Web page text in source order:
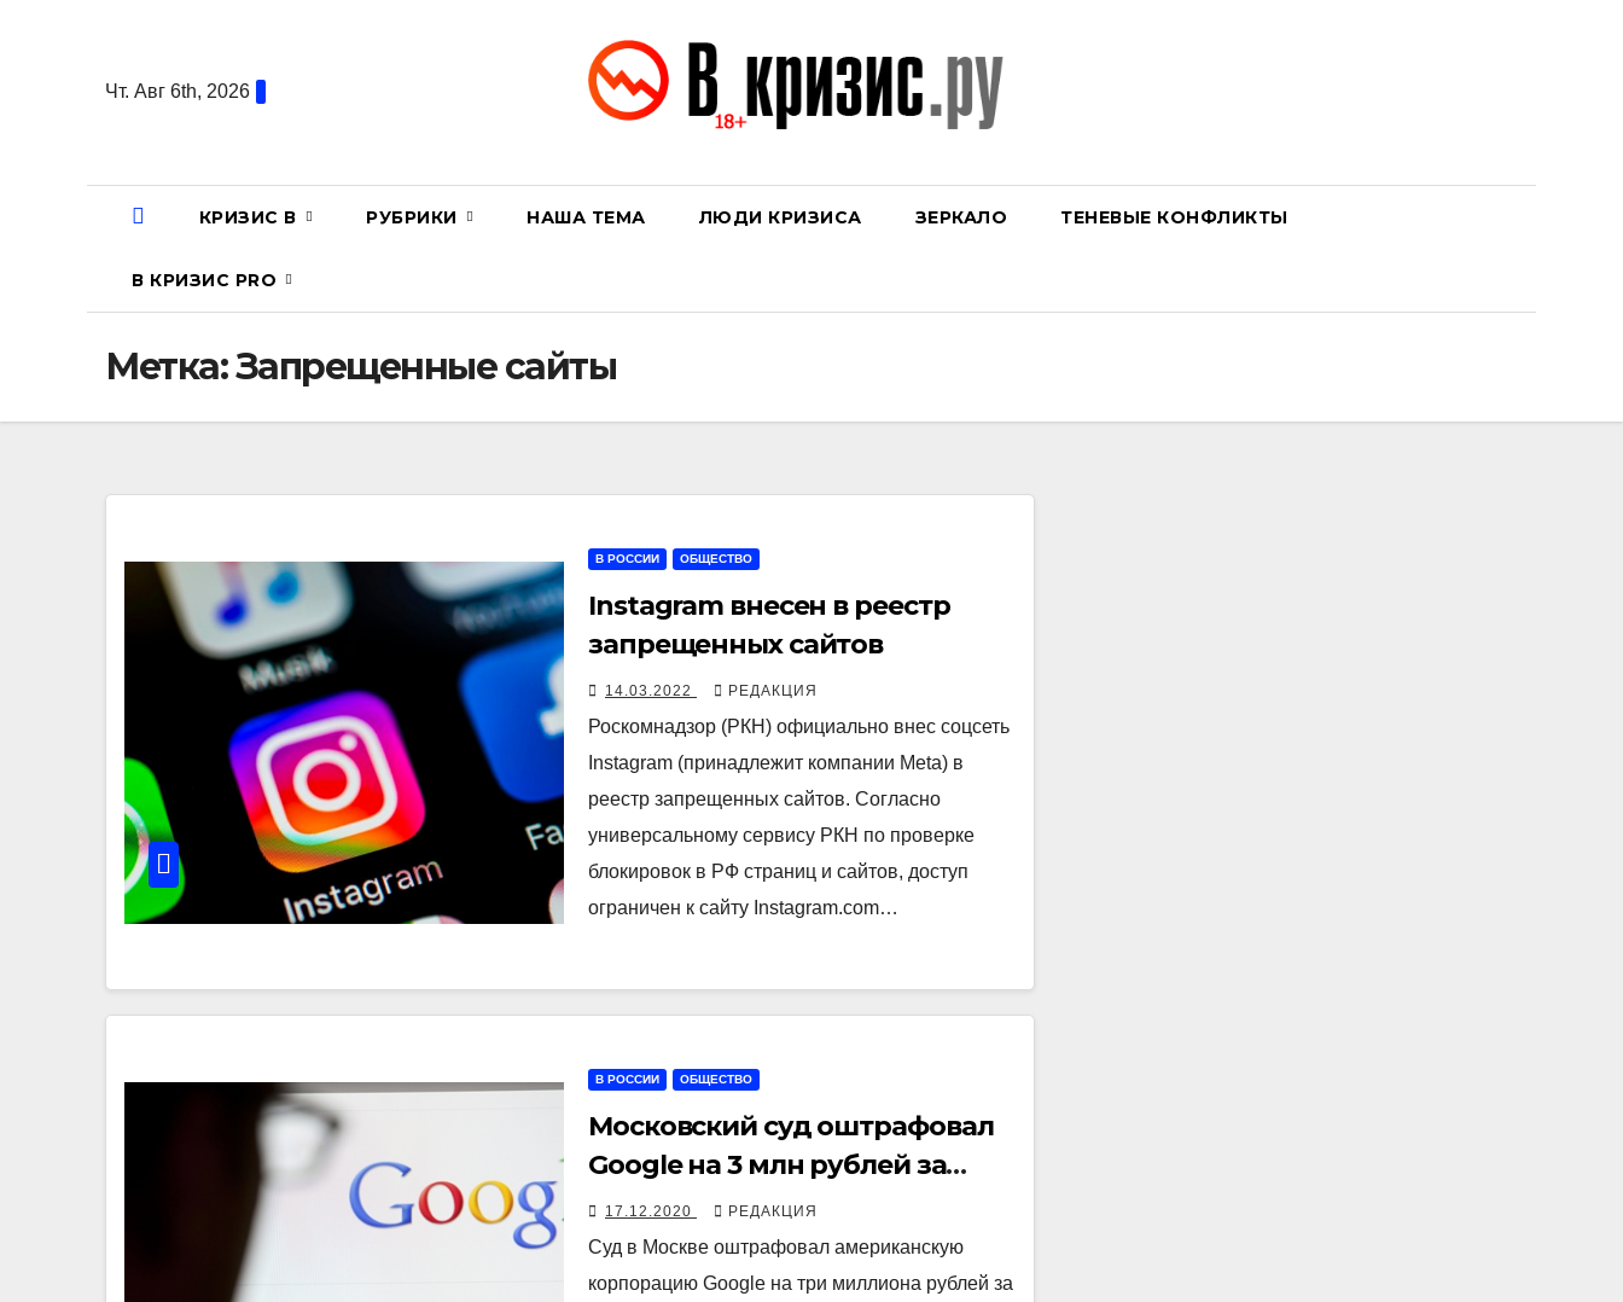
содержаниюЧт. Авг 6th, 2026
КРИЗИС В РУБРИКИ НАША ТЕМА ЛЮДИ КРИЗИСА ЗЕРКАЛО ТЕНЕВЫЕ КОНФЛИКТЫ
В КРИЗИС PRO
Метка:Запрещенные сайты
В РОССИИ ОБЩЕСТВО
Instagram внесен в реестр
запрещенных сайтов
14.03.2022 РЕДАКЦИЯ
Роскомнадзор (РКН) официально внес соцсеть
Instagram (принадлежит компании Meta) в
реестр запрещенных сайтов. Согласно
универсальному сервису РКН по проверке
блокировок в РФ страниц и сайтов, доступ
ограничен к сайту Instagram.com…
В РОССИИ ОБЩЕСТВО
Московский суд оштрафовал
Google на 3 млн рублей за
выдачу запрещенных сайтов в
поиске
17.12.2020 РЕДАКЦИЯ
Суд в Москве оштрафовал американскую
корпорацию Google на три миллиона рублей за